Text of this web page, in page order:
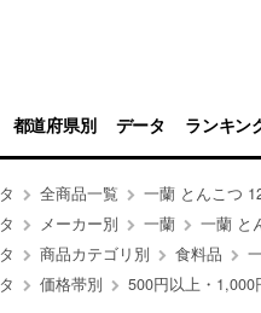
都道府県別 データ ランキン
全商品一覧
一蘭 とんこつ
メーカー別 一蘭
一蘭 と
商品カテゴリ別 食料品
価格帯別 500円以上・1,000